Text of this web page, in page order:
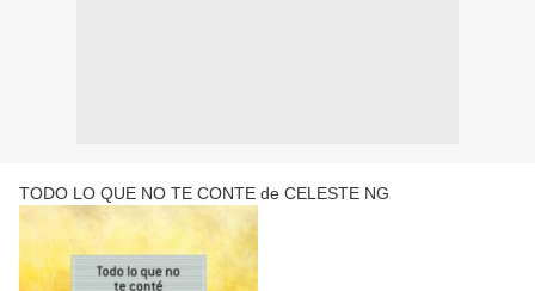
TODO LO QUE NO TE CONTE de CELESTE NG